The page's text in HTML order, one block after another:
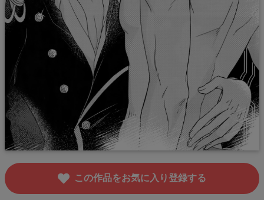
この作品をお気に入り登録する